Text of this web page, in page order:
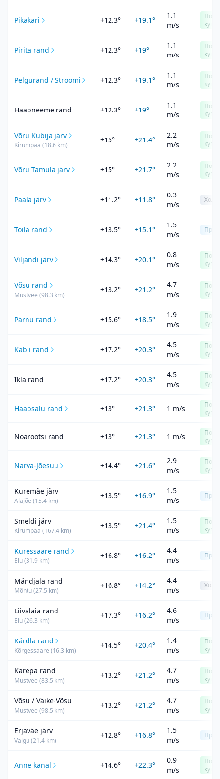
Pikakari +12.3° +19.1°
1.1
m/s
Pirita rand +12.3° +19°
1.1
m/s
Pelgurand / Stroomi +12.3° +19.1°
1.1
m/s
Haabneeme rand +12.3° +19°
1.1
m/s
Võru Kubija järv
Kirumpää (18.6 km)
+15° +21.4°
2.2
m/s
Võru Tamula järv +15° +21.7°
2.2
m/s
Paala järv +11.2° +11.8°
0.3
m/s
Toila rand +13.5° +15.1°
1.5
m/s
Viljandi järv +14.3° +20.1°
0.8
m/s
Võsu rand
Mustvee (98.3 km)
+13.2° +21.2°
4.7
m/s
Pärnu rand +15.6° +18.5°
1.9
m/s
Kabli rand +17.2° +20.3°
4.5
m/s
Ikla rand +17.2° +20.3°
4.5
m/s
Haapsalu rand +13° +21.3° 1 m/s
Noarootsi rand +13° +21.3° 1 m/s
Narva-Jõesuu +14.4° +21.6°
2.9
m/s
Kuremäe järv
Alajõe (15.4 km)
+13.5° +16.9°
1.5
m/s
Smeldi järv
Kirumpää (167.4 km)
+13.5° +21.4°
1.5
m/s
Kuressaare rand
Elu(31.9 km)
+16.8° +16.2°
4.4
m/s
Mändjala rand
Mõntu(27.5 km)
+16.8° +14.2°
4.4
m/s
Liivalaia rand
Elu(26.3 km)
+17.3° +16.2°
4.6
m/s
Kärdla rand
Kõrgessaare (16.3 km)
+14.5° +20.4°
1.4
m/s
Karepa rand
Mustvee (83.5 km)
+13.2° +21.2°
4.7
m/s
Võsu / Väike-Võsu
Mustvee (98.5 km)
+13.2° +21.2°
4.7
m/s
Erjaväe järv
Valgu(21.4 km)
+12.8° +16.8°
1.5
m/s
Anne kanal +14.6° +22.3°
0.9
m/s